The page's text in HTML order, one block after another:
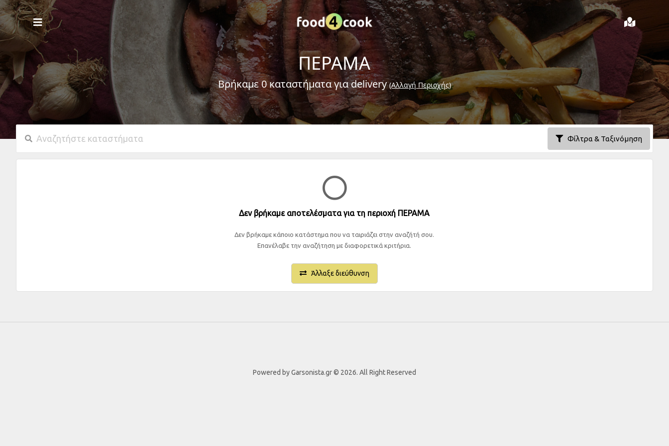
ΠΕΡΑΜΑ
Βρήκαμε 0 καταστήματα για delivery(Αλλαγή Περιοχής)
Φίλτρα & Ταξινόμηση
Δεν βρήκαμε αποτελέσματα για τη περιοχή ΠΕΡΑΜΑ
Δεν βρήκαμε κάποιο κατάστημα που να ταιριάζει στην αναζήτή σου.
Επανέλαβε την αναζήτηση με διαφορετικά κριτήρια.
Άλλαξε διεύθυνση
Powered by Garsonista.gr © 2026. All Right Reserved